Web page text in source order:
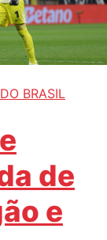
BRASIL
de
e